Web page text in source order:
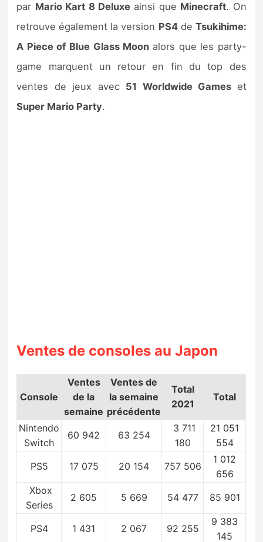
par Mario Kart 8 Deluxeainsi que Minecraft. On
retrouve également la version PS4de Tsukihime:
A Piece of Blue Glass Moon alors que les party-
game marquent un retour en fin du top des
ventes de jeux avec 51 Worldwide Games et
Super Mario Party.
Ventes de consoles au Japon
Console
Ventes
de la
semaine
Ventes de
la semaine
précédente
Total
2021
Total
Nintendo
Switch
60 942 63 254
3 711
180
21 051
554
PS5
17 075 20 154 757 506
1 012
656
Xbox
Series
2 605 5 669 54 477 85 901
PS4 1 431 2 067 92 255
9 383
145